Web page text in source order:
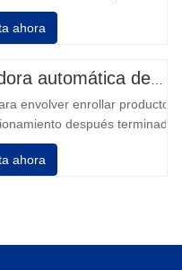
• Operación fuera
• 2 baterías serie 12V /
120-130 palets • Cargador
aprox. 8-10h
ahora
envolver enrollar
después
fuerza puede ser
superior plato a prensa bobina
ahora